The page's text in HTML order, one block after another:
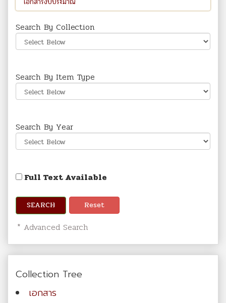
Search By Collection
Search By Item Type
Search By Year
Full Text Available
SEARCH Reset
* Advanced Search
Collection Tree
เอกสาร